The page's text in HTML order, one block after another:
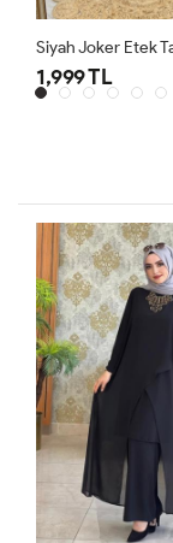
1,999 TL